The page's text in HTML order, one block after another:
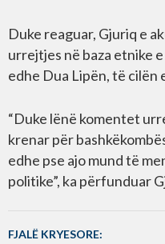
Duke reaguar, Gjuriq e
urrejtjes në baza etnike
edhe Dua Lipën, të cilën
“Duke lënë komentet
krenar për
edhe pse ajo mund të
politike”, ka përfunduar
FJALË KRYESORE: